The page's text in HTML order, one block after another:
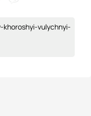
vulychnyi-